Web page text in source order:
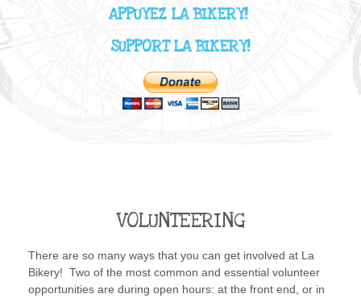
APPUYEZ LA BIKERY!
SUPPORT LA BIKERY!
VOLUNTEERING
There are so many ways that you can get involved at La
Bikery! Two of the most common and essential volunteer
opportunities are during open hours: at the front end, or in